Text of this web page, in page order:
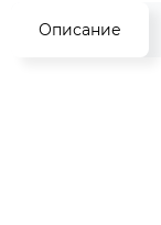
Описание